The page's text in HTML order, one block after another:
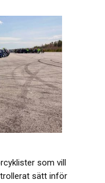
som vill
sätt inför